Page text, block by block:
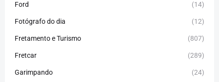
Ford (14)
Fotógrafo do dia (12)
Fretamento e Turismo (807)
Fretcar (289)
Garimpando (24)